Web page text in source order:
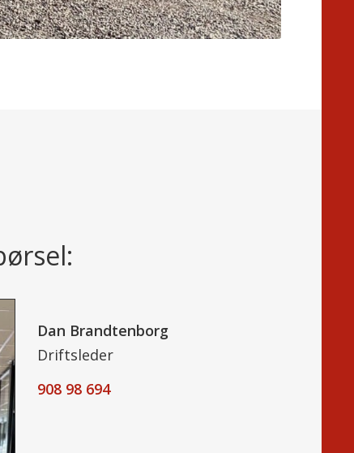
Dan Brandtenborg
Driftsleder
908 98 694